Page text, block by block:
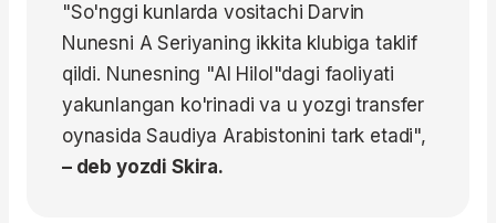
"So'nggi kunlarda vositachi Darvin
Nunesni A Seriyaning ikkita klubiga taklif
qildi. Nunesning "Al Hilol"dagi faoliyati
yakunlangan ko'rinadi va u yozgi transfer
oynasida Saudiya Arabistonini tark etadi",
– deb yozdi Skira.